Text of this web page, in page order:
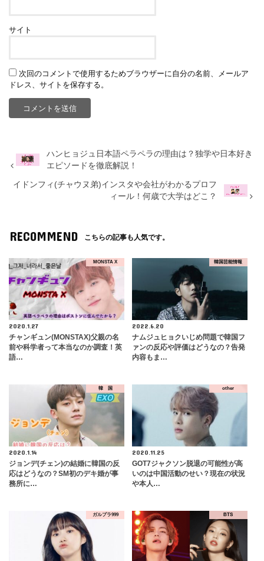
サイト
次回のコメントで使用するためブラウザーに自分の名前、メールア
ドレス、サイトを保存する。
ハンヒョジュ日本語ペラペラの理由は？独学や日本好き
エピソードを徹底解説！
イドンフィ(チャウヌ弟)インスタや会社がわかるプロフ
ィール！何歳で大学はどこ？
RECOMMEND こちらの記事も人気です。
MONSTA X
2020.1.27
チャンギュン(MONSTAX)父親の名
前や科学者って本当なのか調査！英
語…
韓国芸能情報
2022.6.20
ナムジュヒョクいじめ問題で韓国フ
ァンの反応や評価はどうなの？告発
内容もま…
韓 国
2020.1.14
ジョンデ(チェン)の結婚に韓国の反
応はどうなの？SM初のデキ婚が事
務所に…
other
2020.11.25
GOT7ジャクソン脱退の可能性が高
いのは中国活動のせい？現在の状況
や本人…
ガルプラ999 BTS